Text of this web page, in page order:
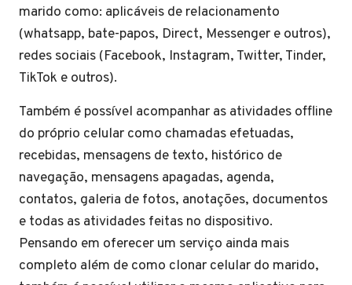
marido como: aplicáveis de relacionamento
(whatsapp, bate-papos, Direct, Messenger e outros),
redes sociais (Facebook, Instagram, Twitter, Tinder,
TikTok e outros).
Também é possível acompanhar as atividades offline
do próprio celular como chamadas efetuadas,
recebidas, mensagens de texto, histórico de
navegação, mensagens apagadas, agenda,
contatos, galeria de fotos, anotações, documentos
e todas as atividades feitas no dispositivo.
Pensando em oferecer um serviço ainda mais
completo além de como clonar celular do marido,